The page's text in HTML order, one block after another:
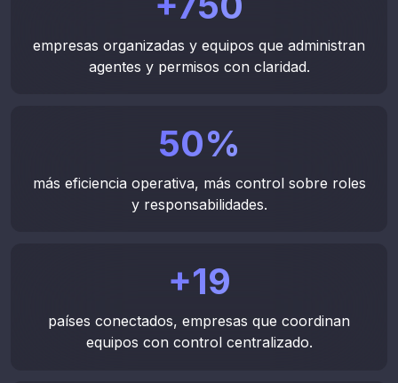
permanencia de usuarios.
empresas organizadas y equipos que administran
agentes y permisos con claridad.
50%
más eficiencia operativa, más control sobre roles
y responsabilidades.
+19
países conectados, empresas que coordinan
equipos con control centralizado.